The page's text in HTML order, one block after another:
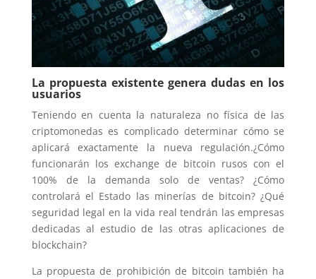
La propuesta existente genera dudas en los
usuarios
Teniendo en cuenta la naturaleza no física de las
criptomonedas es complicado determinar cómo se
aplicará exactamente la nueva regulación.¿Cómo
funcionarán los exchange de bitcoin rusos con el
100% de la demanda solo de ventas? ¿Cómo
controlará el Estado las minerías de bitcoin? ¿Qué
seguridad legal en la vida real tendrán las empresas
dedicadas al estudio de las otras aplicaciones de
blockchain?
La propuesta de prohibición de bitcoin también ha